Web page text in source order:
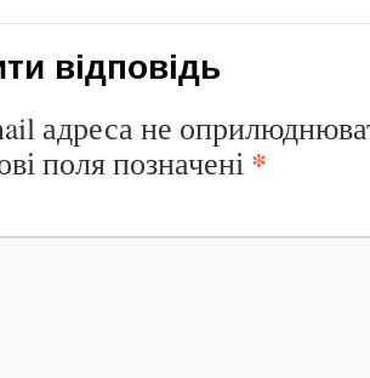
відповідь
адреса не
поля позначені *